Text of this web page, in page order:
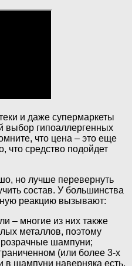
и даже супермаркеты
выбор гипоаллергенных
что цена – это еще
что средство подойдет
но лучше перевернуть
состав. У большинства
реакцию вызывают:
– многие из них также
металлов, поэтому
шампуни;
(или более 3-х
в шампуни наверняка есть,